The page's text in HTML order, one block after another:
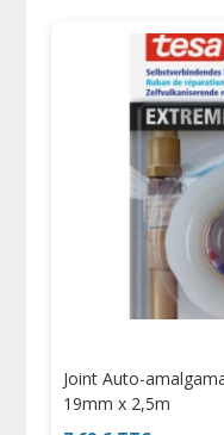
Joint Auto-
19mm x 2,5m